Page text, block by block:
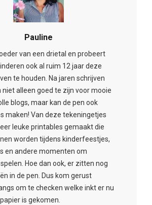
Pauline
van een drietal en probeert
ook al ruim 12 jaar deze
te houden. Na jaren schrijven
niet alleen goed te zijn voor mooie
blogs, maar kan de pen ook
maken! Van deze tekeningetjes
leuke printables gemaakt die
worden tijdens kinderfeestjes,
en andere momenten om
Hoe dan ook, er zitten nog
in de pen. Dus kom gerust
om te checken welke inkt er nu
is gekomen.